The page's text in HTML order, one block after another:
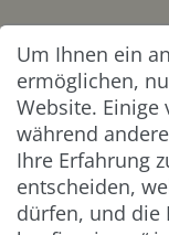
**
ZAHLUNG &
Um Ihnen ein
ermöglichen,
Website. Einige
während
Ihre Erfahrung
entscheiden,
dürfen, und die